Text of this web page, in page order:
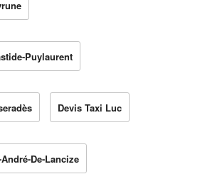
Puylaurent
Devis Taxi Luc
De-Lancize